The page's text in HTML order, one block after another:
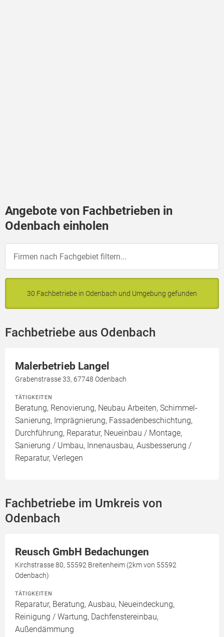
Angebote von Fachbetrieben in
Odenbach einholen
30 Fachbetriebe in Odenbach und Umgebung gefunden
Fachbetriebe aus Odenbach
Malerbetrieb Langel
Grabenstrasse 33, 67748 Odenbach
TÄTIGKEITEN
Beratung, Renovierung, Neubau Arbeiten, Schimmel-
Sanierung, Imprägnierung, Fassadenbeschichtung,
Durchführung, Reparatur, Neueinbau / Montage,
Sanierung / Umbau, Innenausbau, Ausbesserung /
Reparatur, Verlegen
Fachbetriebe im Umkreis von
Odenbach
Reusch GmbH Bedachungen
Kirchstrasse 80, 55592 Breitenheim (2km von 55592
Odenbach)
TÄTIGKEITEN
Reparatur, Beratung, Ausbau, Neueindeckung,
Reinigung / Wartung, Dachfenstereinbau,
Außendämmung